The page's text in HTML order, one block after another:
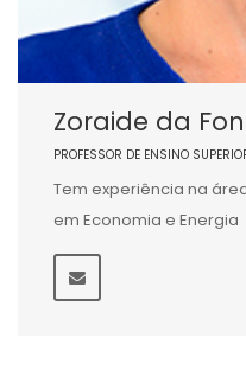
Zoraide da
PROFESSOR DE ENSINO
Tem experiência na
em Economia e Energia